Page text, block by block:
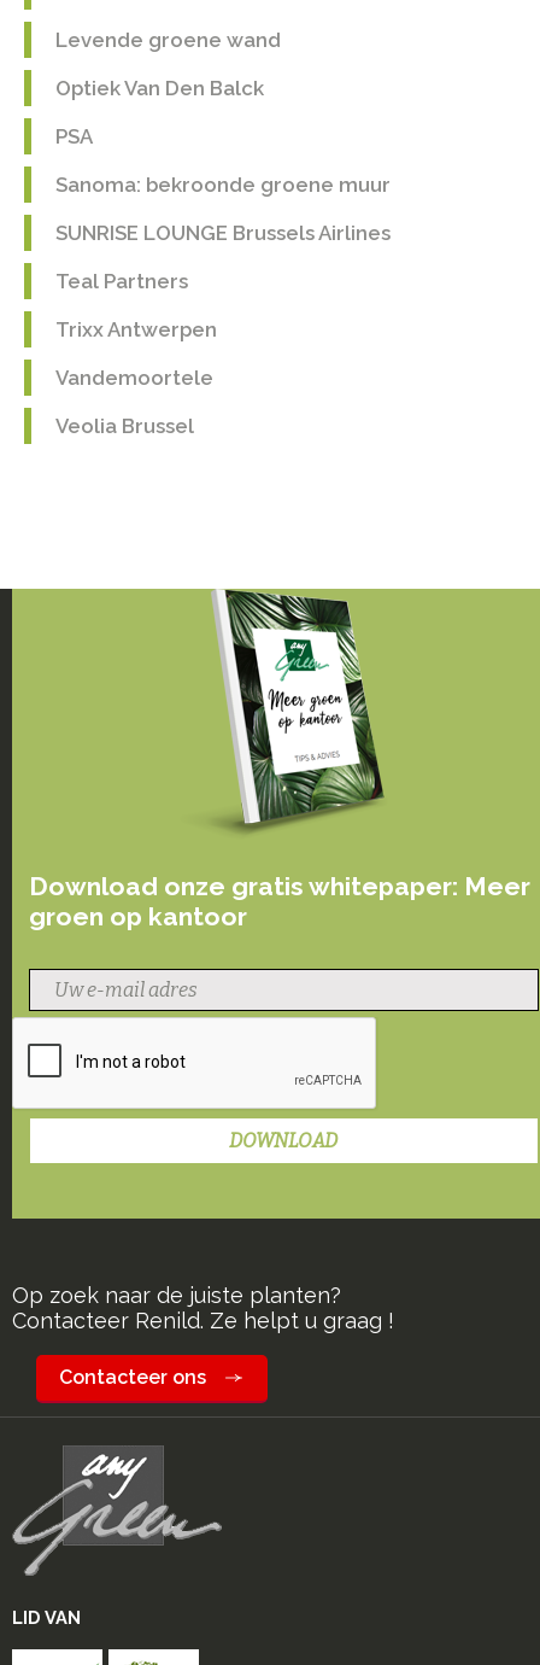
Levende groene wand
Optiek Van Den Balck
PSA
Sanoma: bekroonde groene muur
SUNRISE LOUNGE Brussels Airlines
Teal Partners
Trixx Antwerpen
Vandemoortele
Veolia Brussel
Download onze gratis whitepaper: Meer
groen op kantoor
Op zoek naar de juiste planten?
Contacteer Renild. Ze helpt u graag !
Contacteer ons
LID VAN